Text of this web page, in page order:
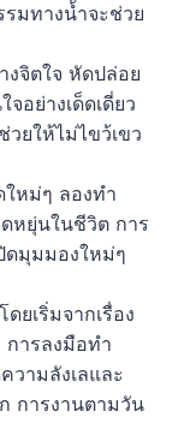
มทางน้ำจะช่วย
งจิตใจ หัดปล่อย
อย่างเด็ดเดี่ยว
ยให้ไม่ไขว้เขว
ใหม่ๆ ลองทำ
หยุ่นในชีวิต การ
ดมุมมองใหม่ๆ
ยเริ่มจากเรื่อง
การลงมือทำ
ามลังเลและ
การงานตามวัน